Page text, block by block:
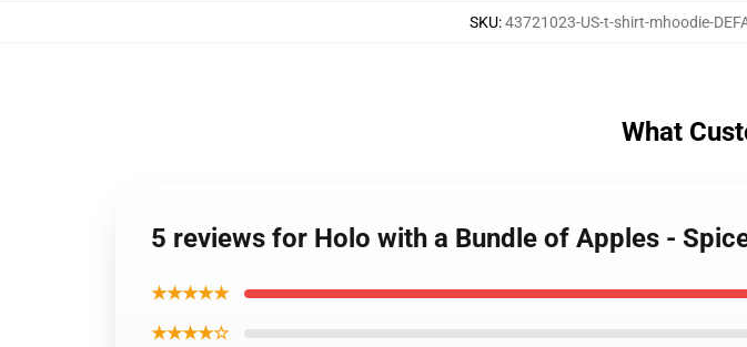
SKU:43721023-US-t-shirt-mhoodie-
What
5 reviews for Holo with a Bundle of Apples -
★★★★★
★★★★☆